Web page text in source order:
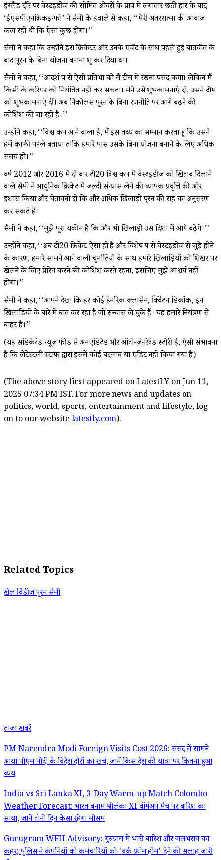
इंग्लैंड दौरे पर वेस्टइंडीज की सीमित ओवरों के प्रारूप में लगातार छठी हार के बाद
‘ईएसपीएनक्रिकइन्फो’ ने सैमी के हवाले से कहा, ‘‘मेरी अंतररात्मा की आवाज
कल रही थी कि ऐसा कुछ होगा।’’
सैमी ने कहा कि उन्होंने इस क्रिकेटर और उनके एजेंट के साथ पहले हुई बातचीत के
बाद पूरन के बिना योजना बनाना शुरू कर दिया था।
सैमी ने कहा, ‘‘आदर्श रूप से ऐसी प्रतिभा को मैं टीम में रखना पसंद करूंगा। लेकिन मैं
किसी के करियर को नियंत्रित नहीं कर सकता। मैंने उसे शुभकामनाएं दी, उसने टीम
को शुभकामनाएं दीं। अब निकोलस पूरन के बिना रणनीति पर आगे बढ़ने की
कोशिश की जा रही है।’’
उन्होंने कहा, ‘‘विश्व कप आने वाला है, मैं इस तथ्य का सम्मान करता हूं कि उसने
हमें काफी पहले बताया ताकि हमारे पास उसके बिना योजना बनाने के लिए अधिक
समय हो।’’
वर्ष 2012 और 2016 में दो बार टी20 विश्व कप में वेस्टइंडीज को खिताब दिलाने
वाले सैमी ने आधुनिक क्रिकेट में जल्दी संन्यास लेने की व्यापक प्रवृत्ति की ओर
इशारा किया और चेतावनी दी कि और अधिक खिलाड़ी पूरन की राह का अनुसरण
कर सकते हैं।
सैमी ने कहा, ‘‘मुझे पूरा यकीन है कि और भी खिलाड़ी उस दिशा में आगे बढ़ेंगे।’’
उन्होंने कहा, ‘‘अब टी20 क्रिकेट ऐसा ही है और विशेष रूप से वेस्टइंडीज से जुड़े होने
के कारण, हमारे सामने आने वाली चुनौतियों के साथ हमारे खिलाड़ियों को शिखर पर
खेलने के लिए प्रेरित करने की कोशिश करते रहना, इसलिए मुझे आश्चर्य नहीं
होगा।’’
सैमी ने कहा, ‘‘आपने देखा कि हर कोई हेनरिक क्लासेन, क्विंटन डिकॉक, इन
खिलाड़ियों के बारे में बात कर रहा है जो संन्यास ले चुके हैं। यह हमारे नियंत्रण से
बाहर है।’’
(यह सिंडिकेटेड न्यूज़ फीड से अनएडिटेड और ऑटो-जेनरेटेड स्टोरी है, ऐसी संभावना
है कि लेटेस्टली स्टाफ द्वारा इसमें कोई बदलाव या एडिट नहीं किया गया है)
(The above story first appeared on LatestLY on Jun 11,
2025 07:34 PM IST. For more news and updates on
politics, world, sports, entertainment and lifestyle, log
on to our website latestly.com).
Related Topics
खेल विंडीज पूरन सैमी
ताजा खबरें
PM Narendra Modi Foreign Visits Cost 2026: संसद में सामने
आया पीएम मोदी के विदेश दौरों का खर्च, जानें किस देश की यात्रा पर कितना हुआ
व्यय
India vs Sri Lanka XI, 3-Day Warm-up Match Colombo
Weather Forecast: भारत बनाम श्रीलंका XI वॉर्मअप मैच पर बारिश का
साया, जानें तीनों दिन कैसा रहेगा मौसम
Gurugram WFH Advisory: गुरुग्राम में भारी बारिश और जलभराव का
कहर; पुलिस ने कंपनियों को कर्मचारियों को 'वर्क फ्रॉम होम' देने की सलाह जारी